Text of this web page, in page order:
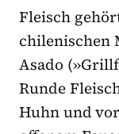
Fleisch
chilenischen
Asado
Runde
Huhn und